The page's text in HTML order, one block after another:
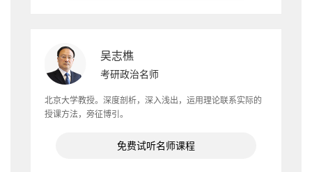
吴志樵
考研政治名师
北京大学教授。深度剖析，深入浅出，运用理论联系实际的
授课方法，旁征博引。
免费试听名师课程